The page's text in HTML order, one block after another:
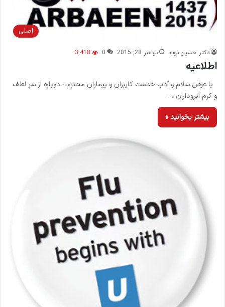
اصلی
دکتر حسین نوید نوامبر 28, 2015 0
3,418
اطلاعيه
با عرض سلام و أدب خدمت كاربران و بيماران محترم ، دوباره از سر لطف
و کرم آبروداران ،…
بیشتر بخوانید »